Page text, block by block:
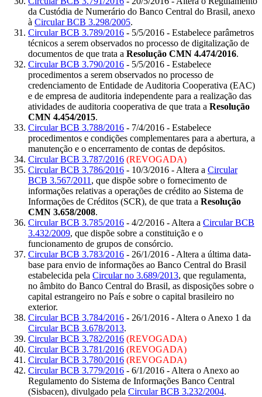
da Custódia de Numerário do Banco Central do Brasil, anexo
à Circular BCB 3.298/2005.
Circular BCB 3.789/2016 - 5/5/2016 - Estabelece parâmetros
técnicos a serem observados no processo de digitalização de
documentos de que trata a Resolução CMN 4.474/2016.
Circular BCB 3.790/2016 - 5/5/2016 - Estabelece
procedimentos a serem observados no processo de
credenciamento de Entidade de Auditoria Cooperativa (EAC)
e de empresa de auditoria independente para a realização das
atividades de auditoria cooperativa de que trata a Resolução
CMN 4.454/2015.
Circular BCB 3.788/2016 - 7/4/2016 - Estabelece
procedimentos e condições complementares para a abertura, a
manutenção e o encerramento de contas de depósitos.
Circular BCB 3.787/2016 (REVOGADA)
Circular BCB 3.786/2016 - 10/3/2016 - Altera a Circular
BCB 3.567/2011 , que dispõe sobre o fornecimento de
informações relativas a operações de crédito ao Sistema de
Informações de Créditos (SCR), de que trata a Resolução
CMN 3.658/2008.
Circular BCB 3.785/2016 - 4/2/2016 - Altera a Circular BCB
3.432/2009, que dispõe sobre a constituição e o
funcionamento de grupos de consórcio.
Circular BCB 3.783/2016 - 26/1/2016 - Altera a última data-
base para envio de informações ao Banco Central do Brasil
estabelecida pela Circular no 3.689/2013, que regulamenta,
no âmbito do Banco Central do Brasil, as disposições sobre o
capital estrangeiro no País e sobre o capital brasileiro no
exterior.
Circular BCB 3.784/2016 - 26/1/2016 - Altera o Anexo 1 da
Circular BCB 3.678/2013.
Circular BCB 3.782/2016 (REVOGADA)
Circular BCB 3.781/2016 (REVOGADA)
Circular BCB 3.780/2016 (REVOGADA)
Circular BCB 3.779/2016 - 6/1/2016 - Altera o Anexo ao
Regulamento do Sistema de Informações Banco Central
(Sisbacen), divulgado pela Circular BCB 3.232/2004.